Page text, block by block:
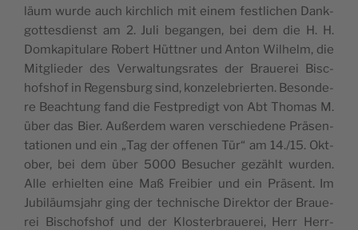
läum wur­de auch kirc­hlich mit einem fes­tlic­hen Dank­
got­tes­di­enst am 2. Juli began­gen, bei dem die H. H.
Dom­ka­pi­tu­l­are Robert Hütt­ner und Anton Wil­helm, die
Mit­gli­e­der des Verwal­tung­s­ra­tes der Bra­u­e­rei Bisc­
hofs­hof in Regen­s­burg sind, kon­ze­le­bri­er­ten. Beson­de­
re Beac­htung fand die Fest­pre­digt von Abt Tho­mas M.
über das Bier. Außer­dem waren ver­sc­hi­e­de­ne Präsen­
ta­ti­o­nen und ein „Tag der offe­nen Tür“ am 14./15. Okt­
ober, bei dem über 5000 Besuc­her gezählt wur­den.
Alle erhi­el­ten eine Maß Fre­i­bi­er und ein Präsent. Im
Jubi­läums­ja­hr ging der tec­hni­sc­he Direk­tor der Bra­u­e­
rei Bisc­hofs­hof und der Klo­s­ter­bra­u­e­rei, Herr Herr­